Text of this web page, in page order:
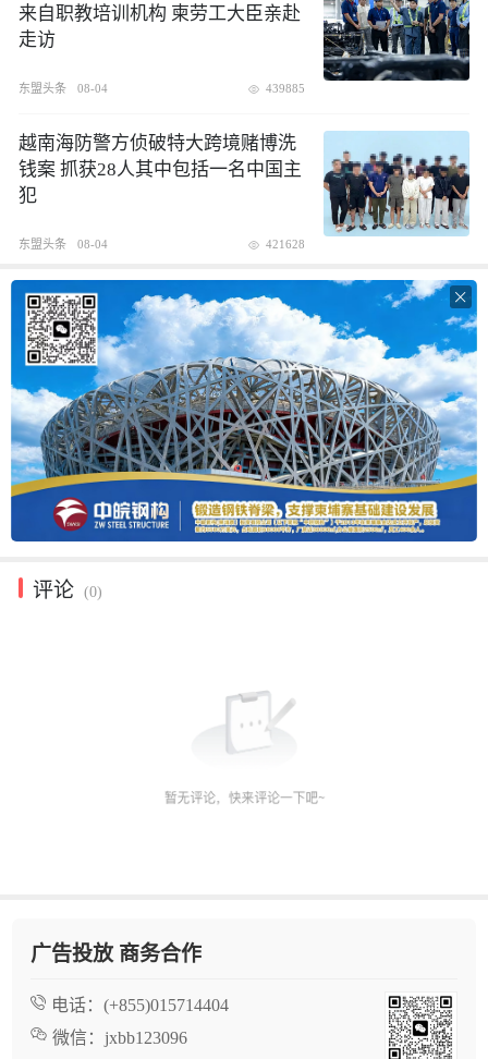
来自职教培训机构 柬劳工大臣亲赴
走访
东盟头条 08-04 439885
越南海防警方侦破特大跨境赌博洗
钱案 抓获28人其中包括一名中国主
犯
东盟头条 08-04 421628

评论 (0)
广告投放 商务合作
电话： (+855)015714404
微信： jxbb123096